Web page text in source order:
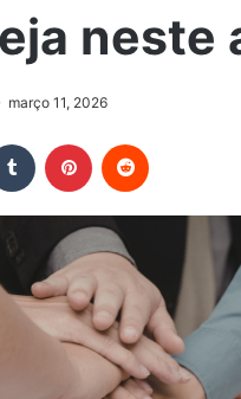
neste
março 11, 2026
Tumblr Pinterest